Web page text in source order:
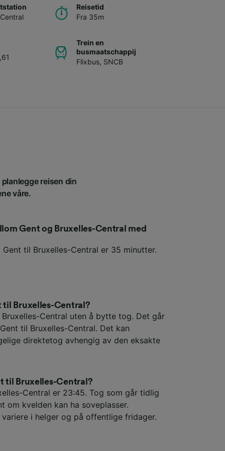
Reisetid
Fra 35m
Trein en
busmaatschappij
Flixbus, SNCB
reisen din
våre.
Gent og Bruxelles-Central med
til Bruxelles-Central er 35 minutter.
til Bruxelles-Central?
Central uten å bytte tog. Det går
til Bruxelles-Central. Det kan
direktetog avhengig av den eksakte
til Bruxelles-Central?
Central er 23:45. Tog som går tidlig
om kvelden kan ha soveplasser.
i helger og på offentlige fridager.